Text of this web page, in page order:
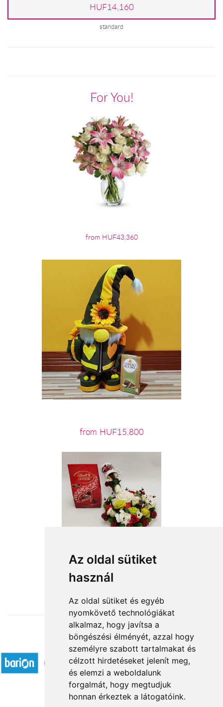
Az oldal sütiket
használ
Az oldal sütiket és egyéb
nyomkövető technológiákat
alkalmaz, hogy javítsa a
böngészési élményét, azzal hogy
személyre szabott tartalmakat és
célzott hirdetéseket jelenít meg,
és elemzi a weboldalunk
forgalmát, hogy megtudjuk
honnan érkeztek a látogatóink.
HUF14,160
standard
For You!
from HUF43,360
from HUF15,800
from HUF17,600
Accepted payment methods